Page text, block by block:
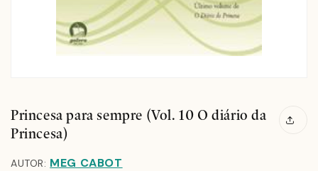
Princesa para sempre (Vol. 10 O diário da
Princesa)
AUTOR: MEG CABOT